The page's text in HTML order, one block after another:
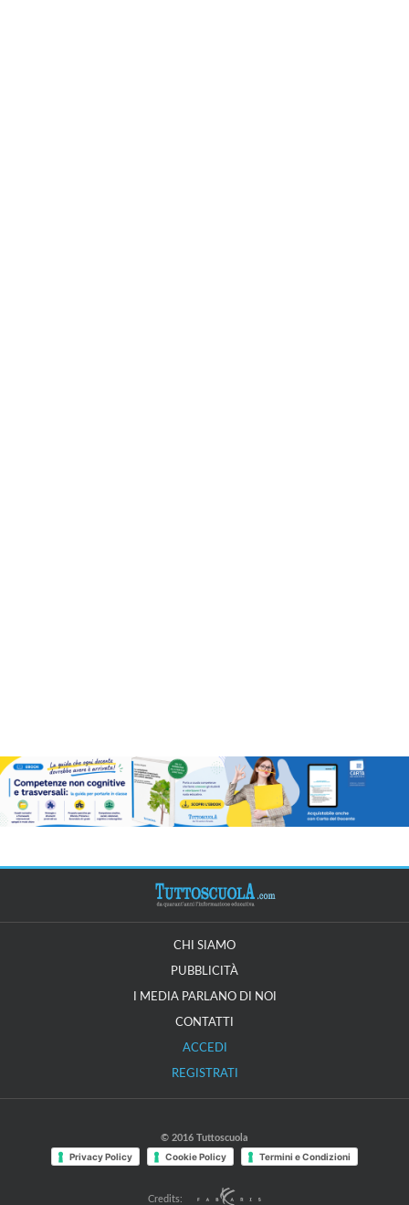
CHI SIAMO
PUBBLICITÀ
I MEDIA PARLANO DI NOI
CONTATTI
ACCEDI
REGISTRATI
© 2016 Tuttoscuola
Privacy Policy Cookie Policy Termini e Condizioni
Credits: